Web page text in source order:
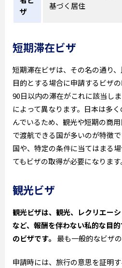
ザ
基づく居住
短期滞在ビザ
短期滞在ビザは、その名の通り
目的とする場合に申請するビザ
90日以内の滞在がこれに該当し
によって異なります。日本は多
んでいるため、観光や短期の商
で渡航できる国が多いのが特徴
国や、特定の条件に当てはまる
てもビザの取得が必要になります
観光ビザ
観光ビザは、観光、レクリエー
など、報酬を伴わない私的な目
のビザです。
最も一般的なビザ
申請時には、旅行の意思を証明